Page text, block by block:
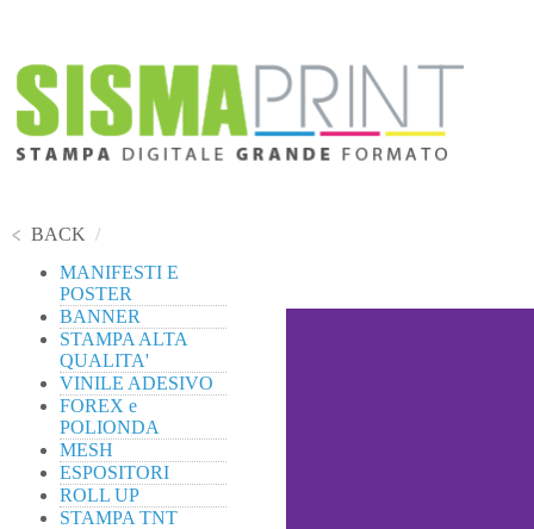
BACK /
MANIFESTI E
POSTER
BANNER
STAMPA ALTA
QUALITA'
VINILE ADESIVO
FOREX e
POLIONDA
MESH
ESPOSITORI
ROLL UP
STAMPA TNT